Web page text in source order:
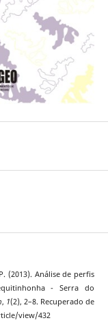
(2013). Análise de perfis
- Serra do
, 1(2), 2–8. Recuperado de
view/432